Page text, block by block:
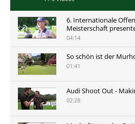
6. Internationale
Meisterschaft
04:14
So schön ist der
01:41
Audi Shoot Out -
02:28